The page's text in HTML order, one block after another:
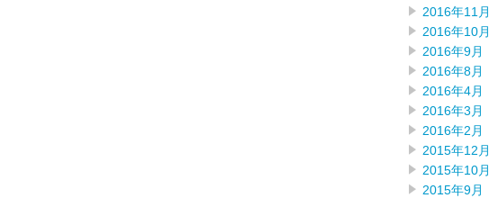
2016年11月
2016年10月
2016年9月
2016年8月
2016年4月
2016年3月
2016年2月
2015年12月
2015年10月
2015年9月